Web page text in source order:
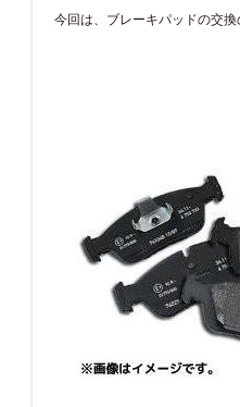
今回は、ブレーキパッドの交